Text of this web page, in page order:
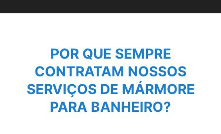
POR QUE SEMPRE
CONTRATAM NOSSOS
SERVIÇOS DE MÁRMORE
PARA BANHEIRO?